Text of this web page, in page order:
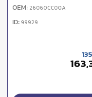
OEM: 26060CC00A
ID: 99929